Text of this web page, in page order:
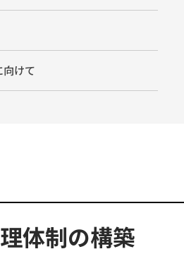
向けて
体制の構築